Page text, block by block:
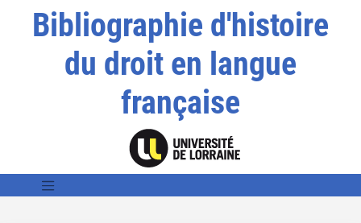
Bibliographie d'histoire
du droit en langue
française